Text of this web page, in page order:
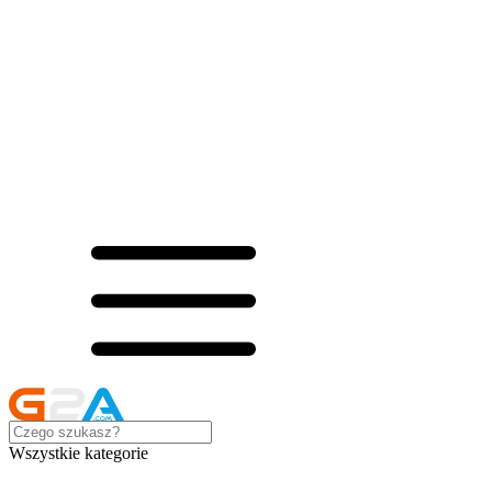
Wszystkie kategorie